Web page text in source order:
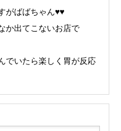
がばばちゃん♥♥
か出てこないお店で
でいたら楽しく胃が反応